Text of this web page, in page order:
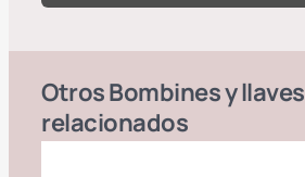
OtrosBombines y llaves
relacionados